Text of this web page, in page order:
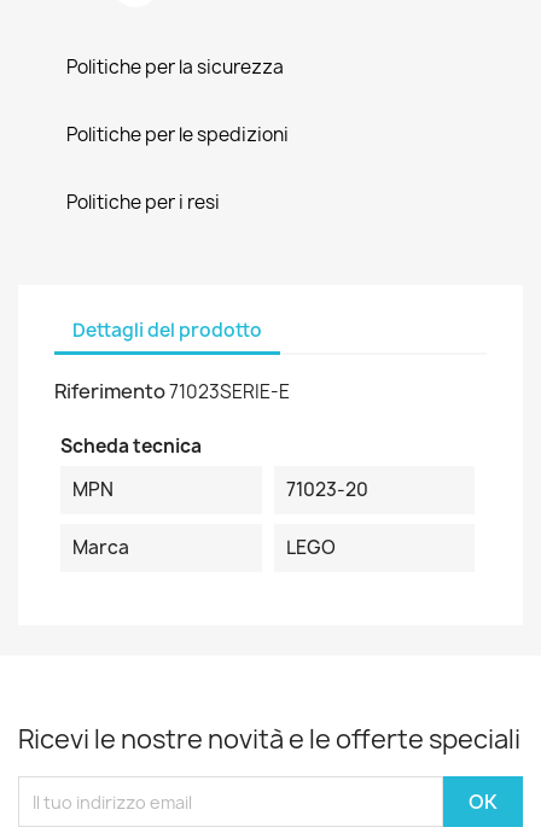
Politiche per la sicurezza
Politiche per le spedizioni
Politiche per i resi
Dettagli del prodotto
Riferimento71023SERIE-E
Scheda tecnica
MPN
71023-20
Marca LEGO
Ricevi le nostre novità e le offerte speciali